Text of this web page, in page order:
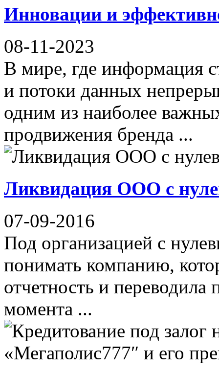
Инновации и
08-11-2023
В мире, где информация
и потоки данных
одним из наиболее
продвижения бренда ...
Ликвидация ООО с
07-09-2016
Под организацией с
понимать компанию,
отчетность и
момента ...